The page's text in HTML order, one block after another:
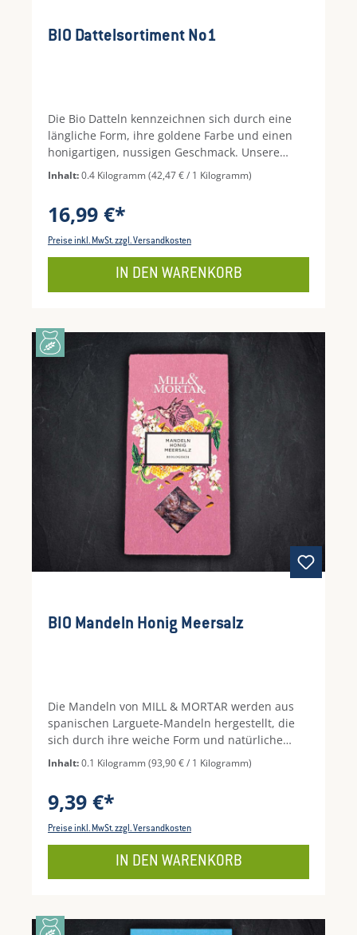
BIO Dattelsortiment No1
Die Bio Datteln kennzeichnen sich durch eine
längliche Form, ihre goldene Farbe und einen
honigartigen, nussigen Geschmack. Unsere
Datteln kommen aus nachhaltiger
Landwirtschaft von zertifizierten Farmen. Dort
bio-dynamischen Richtlinien angebaut und
deren Früchte unbehandelt geerntet. Das macht
unser Dattelpaket No. 1 haben wir eine Auswahl
Inhalt:0.4 Kilogramm(42,47 € / 1 Kilogramm)
16,99 €*
Preise inkl. MwSt. zzgl. Versandkosten
IN DEN WARENKORB
BIO Mandeln Honig Meersalz
Die Mandeln von MILL & MORTAR werden aus
spanischen Larguete-Mandeln hergestellt, die
sich durch ihre weiche Form und natürliche
Süße auszeichnen. Abgerundet wird der
Geschmack hier noch mit Honig und Meersalz.
Familie und Gäste.
Inhalt:0.1 Kilogramm(93,90 € / 1 Kilogramm)
9,39 €*
Preise inkl. MwSt. zzgl. Versandkosten
IN DEN WARENKORB